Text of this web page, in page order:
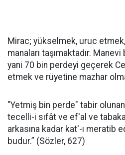
Mirac; yükselmek, uruc
manaları taşımaktadır.
yani 70 bin perdeyi geçerek
etmek ve rüyetine mazhar
"Yetmiş bin perde" tabir
tecelli-i sıfât ve ef'al ve
arkasına kadar kat'-ı meratib
budur.” (Sözler, 627)